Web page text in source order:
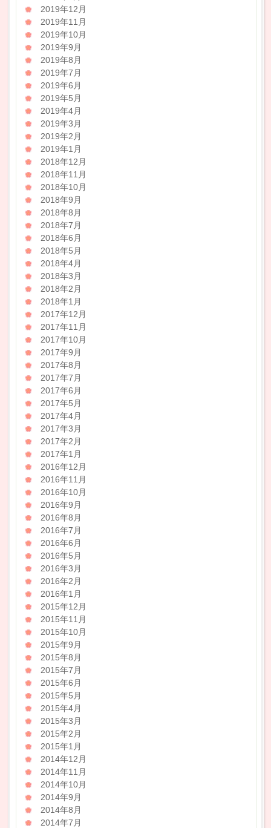
2019年12月
2019年11月
2019年10月
2019年9月
2019年8月
2019年7月
2019年6月
2019年5月
2019年4月
2019年3月
2019年2月
2019年1月
2018年12月
2018年11月
2018年10月
2018年9月
2018年8月
2018年7月
2018年6月
2018年5月
2018年4月
2018年3月
2018年2月
2018年1月
2017年12月
2017年11月
2017年10月
2017年9月
2017年8月
2017年7月
2017年6月
2017年5月
2017年4月
2017年3月
2017年2月
2017年1月
2016年12月
2016年11月
2016年10月
2016年9月
2016年8月
2016年7月
2016年6月
2016年5月
2016年3月
2016年2月
2016年1月
2015年12月
2015年11月
2015年10月
2015年9月
2015年8月
2015年7月
2015年6月
2015年5月
2015年4月
2015年3月
2015年2月
2015年1月
2014年12月
2014年11月
2014年10月
2014年9月
2014年8月
2014年7月